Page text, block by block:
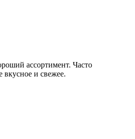
ассортимент. Часто
вкусное и свежее.